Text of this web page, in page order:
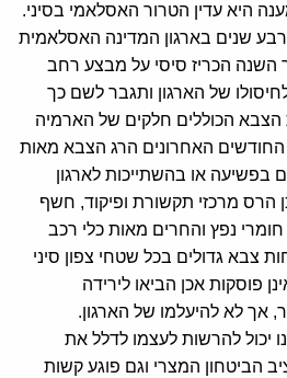
היא עדין הטרור האסלאמי בסיני.
שנים בארגון המדינה האסלאמית
ב- 9 בפברואר השנה הכריז סיסי על מבצע רחב
המכונה "סיני 2018" לחיסולו של הארגון ותגבר לשם כך
הצבא הכוללים חלקים של הארמיה
האחרונים הרג הצבא מאות
בפשיעה או בהשתייכות לארגון
הרס מרכזי תקשורת ופיקוד, חשף
נפץ והחרים מאות כלי רכב
צבא גדולים בכל שטחי צפון סיני
פוסקות אכן הביאו לירידה
אך לא להיעלמו של הארגון.
יכול להרשות לעצמו לדלל את
הביטחון המצרי וגם פוגע קשות